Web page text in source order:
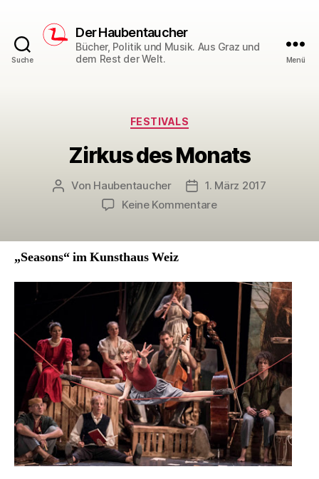
Suche
Der Haubentaucher
Bücher, Politik und Musik. Aus Graz und
dem Rest der Welt.
Menü
Kategorien
FESTIVALS
Zirkus des Monats
Beitragsautor
Von Haubentaucher Veröffentlichungsdatum
1. März 2017
Keine Kommentarezu
„Seasons“ im Kunsthaus Weiz